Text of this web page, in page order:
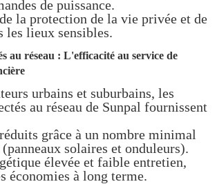
de puissance.
la protection de la vie privée et de
les lieux sensibles.
au réseau : L'efficacité au service de
urbains et suburbains, les
au réseau de Sunpal fournissent
grâce à un nombre minimal
solaires et onduleurs).
élevée et faible entretien,
économies à long terme.